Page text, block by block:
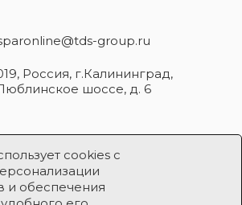
cookies с
и обеспечения
group.ru
Россия, г.Калининград,
шоссе, д. 6